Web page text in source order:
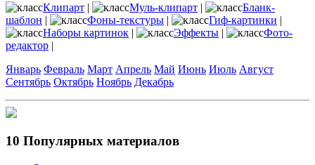
Клипарт | Муль-клипарт |
Бланк-
шаблон | Фоны-текстуры | Гиф-картинки |
Наборы картинок | Эффекты |
Фото-
редактор |
Январь Февраль Март Апрель Май Июнь Июль Август
Сентябрь Октябрь Ноябрь Декабрь
10 Популярных материалов